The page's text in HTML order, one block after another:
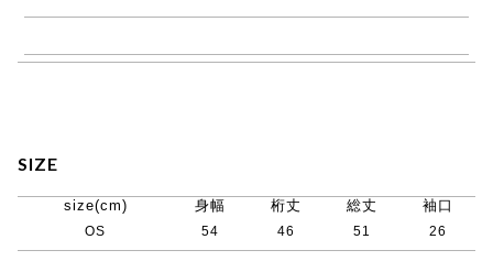
SIZE
size(cm) 身幅 桁丈 総丈 袖口
OS 54 46 51 26